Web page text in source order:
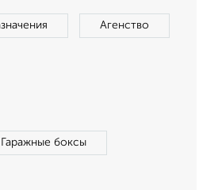
Агенство
Гаражные боксы